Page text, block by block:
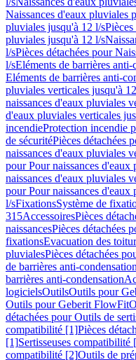
Naissances d'eaux pluviales
pluviales jusqu'à 12 l/s
pluviales jusqu'à 12 l/s
l/sPièces détachées pour
l/sEléments de barrières anti-
Eléments de barrières anti-
pluviales verticales jusqu'à
naissances d'eaux pluviales
d'eaux pluviales verticales
incendieProtection incendie
de sécuritéPièces détachées
naissances d'eaux pluviales
pour Pour naissances
naissances d'eaux pluviales
pour Pour naissances
l/sFixationsSystème de
315AccessoiresPièces
naissancesPièces détachées
fixationsEvacuation des
pluvialesPièces détachées
de barrières anti-condensation
barrières anti-condensation
logicielsOutilsOutils pour
Outils pour Geberit FlowFit
détachées pour Outils de
compatibilité [1]Pièces
[1]Sertisseuses compatibilité
compatibilité [2]Outils de